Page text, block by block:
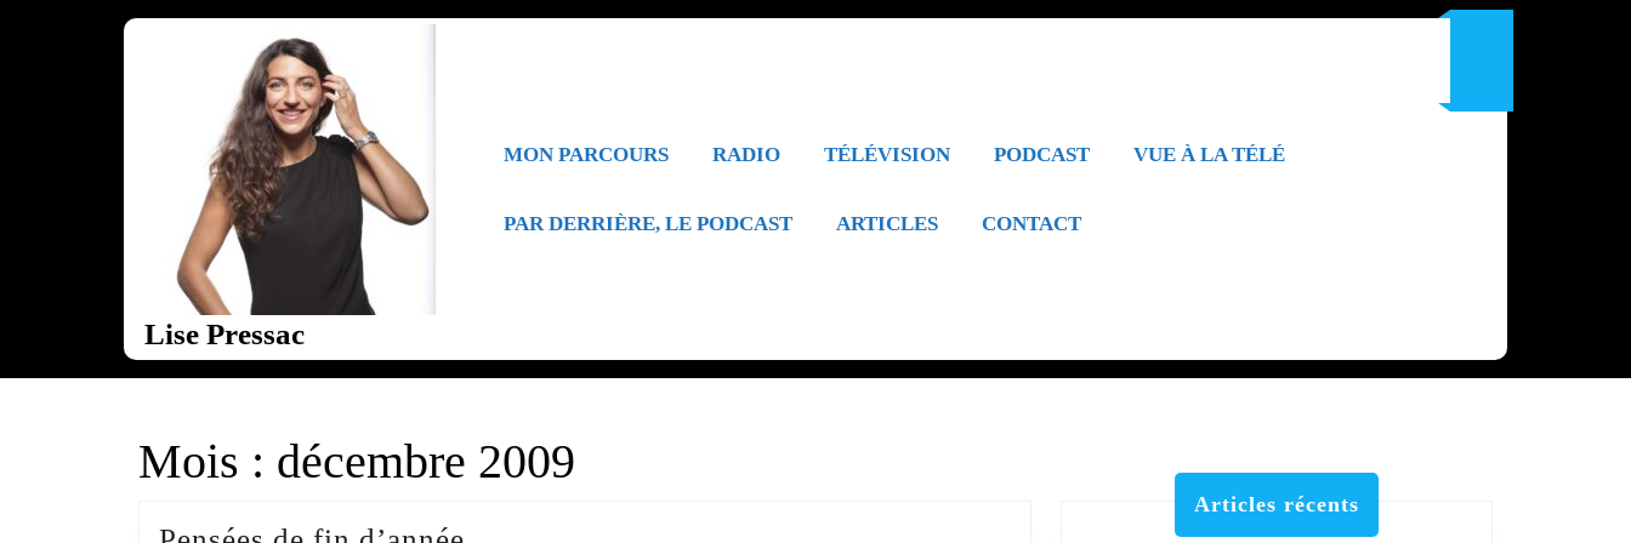
Lise Pressac
MON PARCOURS RADIO TÉLÉVISION PODCAST VUE À LA TÉLÉ
PAR DERRIÈRE, LE PODCAST ARTICLES CONTACT
Mois : décembre 2009
Articles récents